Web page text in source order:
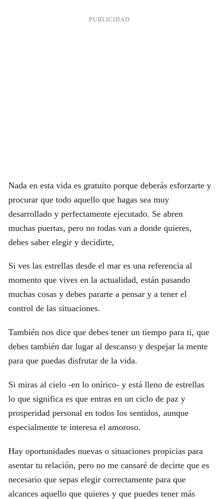
Nada en esta vida es gratuito porque deberás esforzarte y
procurar que todo aquello que hagas sea muy
desarrollado y perfectamente ejecutado. Se abren
muchas puertas, pero no todas van a donde quieres,
debes saber elegir y decidirte,
Si ves las estrellas desde el mar es una referencia al
momento que vives en la actualidad, están pasando
muchas cosas y debes pararte a pensar y a tener el
control de las situaciones.
También nos dice que debes tener un tiempo para ti, que
debes también dar lugar al descanso y despejar la mente
para que puedas disfrutar de la vida.
Si miras al cielo -en lo onírico- y está lleno de estrellas
lo que significa es que entras en un ciclo de paz y
prosperidad personal en todos los sentidos, aunque
especialmente te interesa el amoroso.
Hay oportunidades nuevas o situaciones propicias para
asentar tu relación, pero no me cansaré de decirte que es
necesario que sepas elegir correctamente para que
alcances aquello que quieres y que puedes tener más